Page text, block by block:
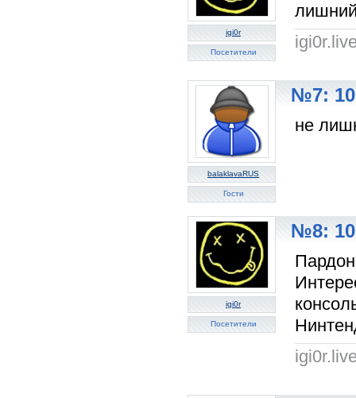
igi0r
Посетители
balaklavaRUS
Гости
№7: 10
не
igi0r
Посетители
№8: 10